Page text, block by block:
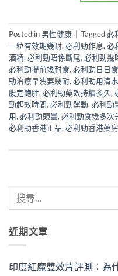
Posted in 男性健康 Tagged必
一粒有效期幾耐, 必利勁作息, 必
酒精, 必利勁唔係斷尾, 必利勁幾
必利勁提前幾耐食, 必利勁日日
勁治療早洩要幾耐, 必利勁用清
腹定飽肚, 必利勁藥效持續多久,
勁起效時間, 必利勁運動, 必利勁
用, 必利勁頭暈, 必利勁食幾多次
必利勁香港正品, 必利勁香港藥房
近期文章
印度紅魔雙效片評測：為